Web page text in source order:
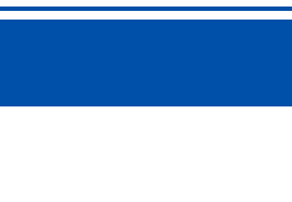
· 2026年学籍材料印制服务项目校内竞争性...